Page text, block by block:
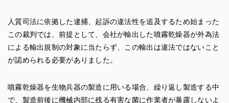
人質司法に依拠した逮捕、起訴の違法性を追及するため始まった
この裁判では、前提として、会社が輸出した噴霧乾燥器が外為法
による輸出規制の対象に当たらず、この輸出は違法ではないこと
が認められる必要がありました。
噴霧乾燥器を生物兵器の製造に用いる場合、繰り返し製造する中
で、製造前後に機械内部に残る有害な菌に作業者が暴露しないよ